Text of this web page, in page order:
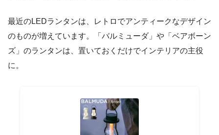
最近のLEDランタンは、レトロでアンティークなデザイン
のものが増えています。「バルミューダ」や「ベアボーン
ズ」のランタンは、置いておくだけでインテリアの主役
に。